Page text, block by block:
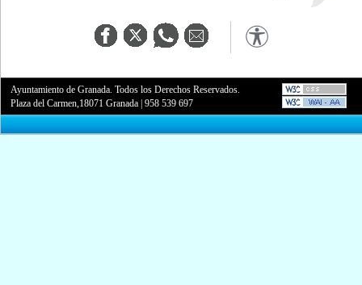
Ayuntamiento de Granada. Todos los Derechos Reservados.
Plaza del Carmen,18071 Granada |958 539 697